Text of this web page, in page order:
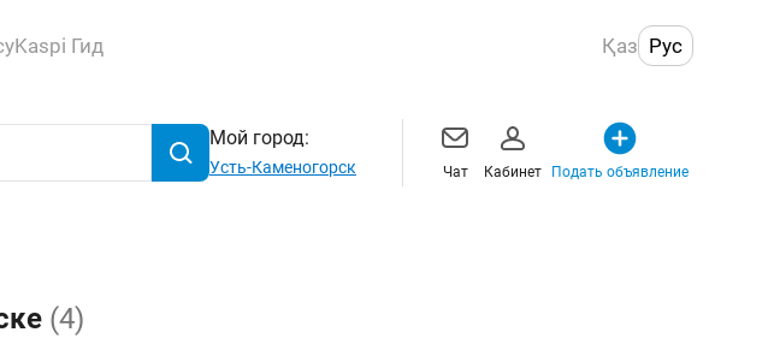
Kaspi Гид Қаз Рус
Мой город:
Усть-Каменогорск Чат Кабинет Подать объявление
(4)